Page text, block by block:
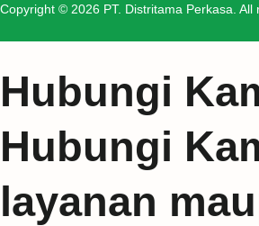
Copyright © 2026 PT. Distritama Perkasa. All
Hubungi
Hubungi
layanan